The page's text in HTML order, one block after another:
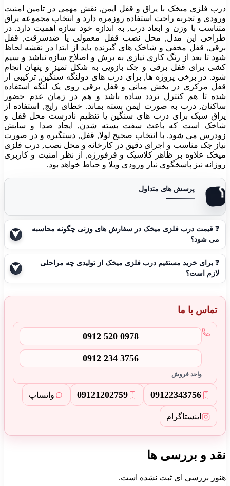
درب فلزی میخک با یراق و قفل ایمن, نقش مهمی در تامین امنیت
ورودی و تجربه راحت استفاده روزمره دارد و انتخاب مجموعه یراق
متناسب با وزن و ابعاد درب, به اندازه خود سازه اهمیت دارد. در
طراحی این مدل, محل نصب قفل معمولی یا ضدسرقت, قفل
برقی, قفل مخفی و شاخک های گیرنده باید از ابتدا در نقشه لحاظ
شود تا بعد از رنگ کاری نیازی به برش و اصلاح سازه نباشد و سیم
کشی برای قفل برقی و جک بازویی به شکل تمیز و پنهان انجام
شود. در برخی پروژه ها, برای درب های دولنگه سنگین, ترکیبی از
قفل مرکزی در بخش میانی و قفل برقی روی یک لنگه استفاده
شده تا هم کنترل تردد ساده باشد و هم در زمان عدم حضور
ساکنان, درب به صورت ایمن بسته بماند. خطای رایج, استفاده از
یراق سبک برای درب های سنگین یا تنظیم نادرست محل قفل و
شاخک است که باعث سفت بسته شدن, ایجاد صدا و سایش
زودرس می شود. با انتخاب صحیح لولا, قفل, دستگیره و در صورت
نیاز جک مناسب و اجرای دقیق در کارخانه و محل نصب, درب فلزی
میخک علاوه بر ظاهر کلاسیک و فرفورژه, از نظر امنیت و کاربری
روزانه نیز پاسخگوی نیاز ورودی ویلا و حیاط خواهد بود.
❓ قیمت درب فلزی میخک در سفارش های وزنی چگونه محاسبه
می شود؟
❓ برای خرید مستقیم درب فلزی میخک از تولیدی چه مراحلی
لازم است؟
تماس با ما
0912 520 0978
0912 234 3756
واحد فروش
2
09122343756
3
09121202759 واتساپ
اینستاگرام
نقد و بررسی ها
هنوز بررسی ای ثبت نشده است.